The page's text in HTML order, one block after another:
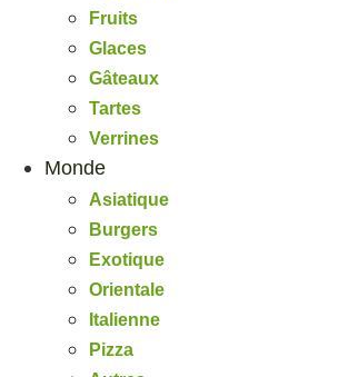
Fruits
Glaces
Gâteaux
Tartes
Verrines
Monde
Asiatique
Burgers
Exotique
Orientale
Italienne
Pizza